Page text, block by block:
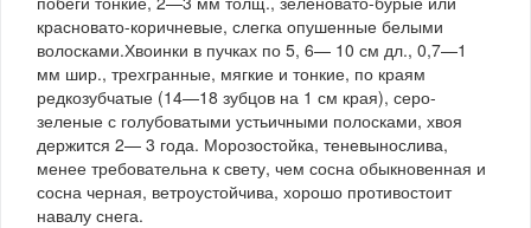
красновато-коричневые, слегка опушенные белыми
волосками.Хвоинки в пучках по 5, 6— 10 см дл., 0,7—1
мм шир., трехгранные, мягкие и тонкие, по краям
редкозубчатые (14—18 зубцов на 1 см края), серо-
зеленые с голубоватыми устьичными полосками, хвоя
держится 2— 3 года. Морозостойка, теневынослива,
менее требовательна к свету, чем сосна обыкновенная и
сосна черная, ветроустойчива, хорошо противостоит
навалу снега.